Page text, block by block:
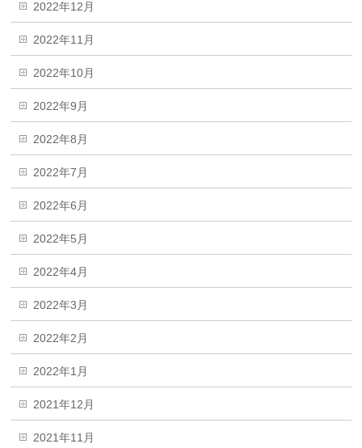
2022年12月
2022年11月
2022年10月
2022年9月
2022年8月
2022年7月
2022年6月
2022年5月
2022年4月
2022年3月
2022年2月
2022年1月
2021年12月
2021年11月